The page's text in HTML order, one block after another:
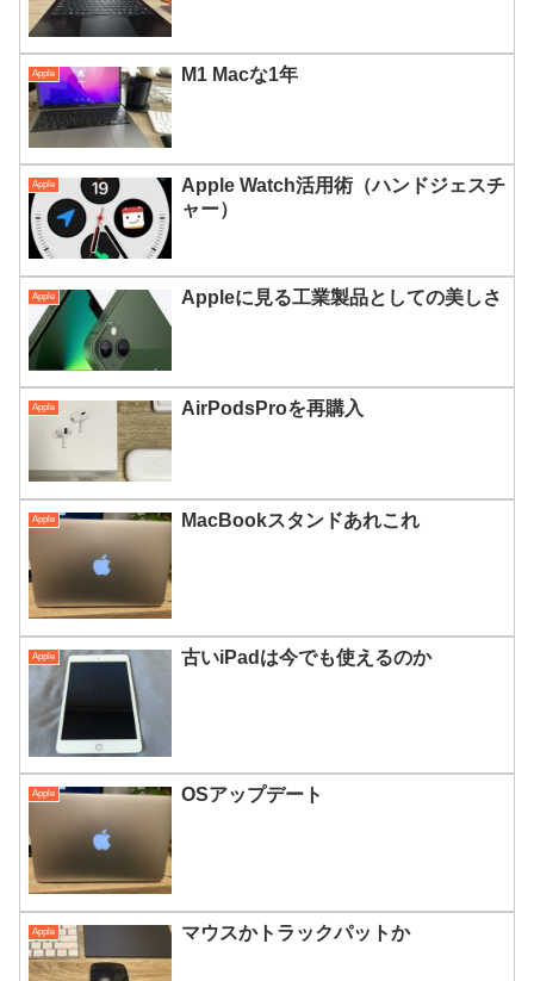
Apple M1 Macな1年
Apple
Apple Watch活用術（ハンドジェスチ
ャー）
Apple Appleに見る工業製品としての美しさ
Apple AirPodsProを再購入
Apple MacBookスタンドあれこれ
Apple 古いiPadは今でも使えるのか
Apple OSアップデート
Apple マウスかトラックパットか